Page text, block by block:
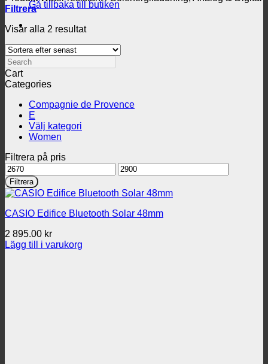
Gå tillbaka till butiken
Filtrera
Visar alla 2 resultatSortera
senaste
Search
Cart
Categories
Compagnie de Provence
E
Välj kategori
Women
Filtrera på pris
Min
pris
Max
pris
Filtrera
CASIO Edifice Bluetooth Solar 48mm
2 895.00 kr
Lägg till i varukorg